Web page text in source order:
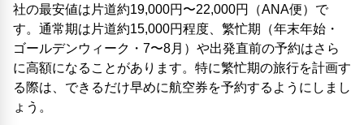
社の最安値は片道約19,000円〜22,000円（ANA便）で
す。通常期は片道約15,000円程度、繁忙期（年末年始・
ゴールデンウィーク・7〜8月）や出発直前の予約はさら
に高額になることがあります。特に繁忙期の旅行を計画す
る際は、できるだけ早めに航空券を予約するようにしまし
ょう。